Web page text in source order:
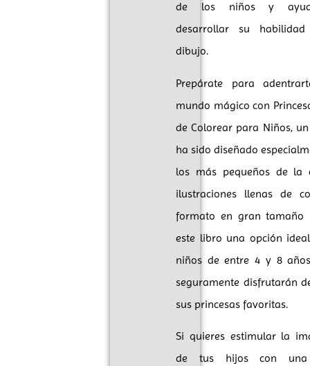
de los niños y
desarrollar su
dibujo.
Prepárate para
mundo mágico con
de Colorear para Niños,
ha sido diseñado
los más pequeños de la
ilustraciones llenas de
formato en gran tamaño
este libro una opción
niños de entre 4 y 8
seguramente disfrutarán
sus princesas favoritas.
Si quieres estimular la
de tus hijos con una